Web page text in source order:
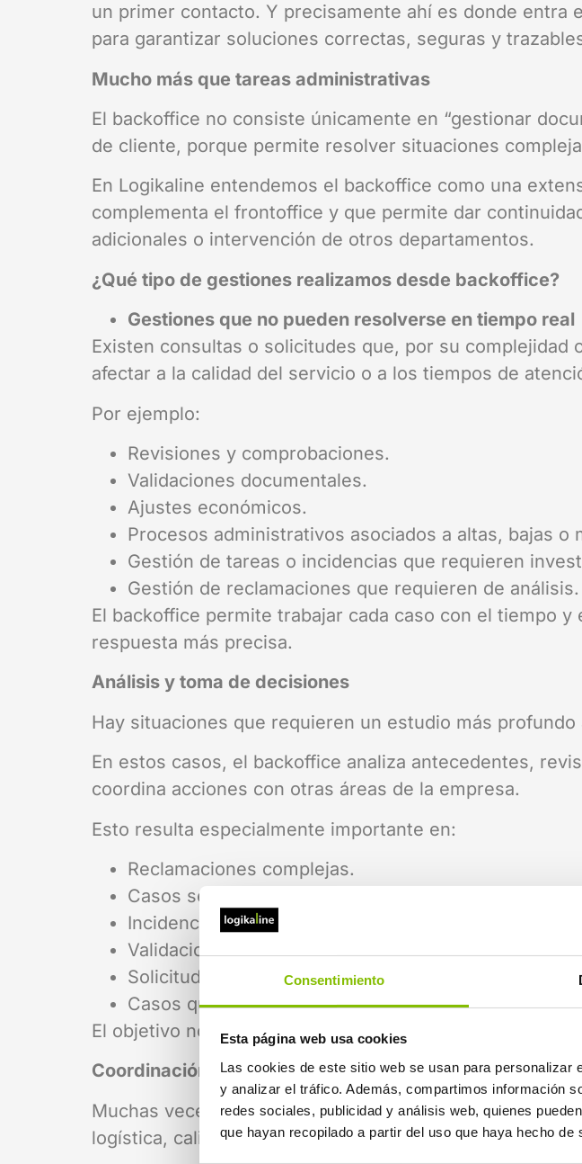
Consentimiento
Esta página web usa cookies
Las cookies de este sitio web se usan para
y analizar el tráfico. Además, compartimos información
redes sociales, publicidad y análisis web, quienes
que hayan recopilado a partir del uso que haya hecho de
un primer contacto. Y precisamente ahí es donde entra
para garantizar soluciones correctas, seguras y
Mucho más que tareas administrativas
El backoffice no consiste únicamente en “gestionar
de cliente, porque permite resolver situaciones
En Logikaline entendemos el backoffice como una
complementa el frontoffice y que permite dar
adicionales o intervención de otros departamentos.
¿Qué tipo de gestiones realizamos desde backoffice?
Gestiones que no pueden resolverse en tiempo real
Existen consultas o solicitudes que, por su complejidad
afectar a la calidad del servicio o a los tiempos de
Por ejemplo:
Revisiones y comprobaciones.
Validaciones documentales.
Ajustes económicos.
Procesos administrativos asociados a altas, bajas o
Gestión de tareas o incidencias que requieren
Gestión de reclamaciones que requieren de análisis.
El backoffice permite trabajar cada caso con el tiempo
respuesta más precisa.
Análisis y toma de decisiones
Hay situaciones que requieren un estudio más
En estos casos, el backoffice analiza antecedentes,
coordina acciones con otras áreas de la empresa.
Esto resulta especialmente importante en:
Reclamaciones complejas.
Casos sensibles o con impacto económico.
Incidencias recurrentes.
Validaciones antifraude.
Solicitudes sujetas a normativa o políticas internas.
Casos que pueden derivar en responsabilidades
El objetivo no es únicamente responder rápido, sino
Coordinación con otros equipos
Muchas veces, resolver una incidencia implica la
logística, calidad, IT o comercial.